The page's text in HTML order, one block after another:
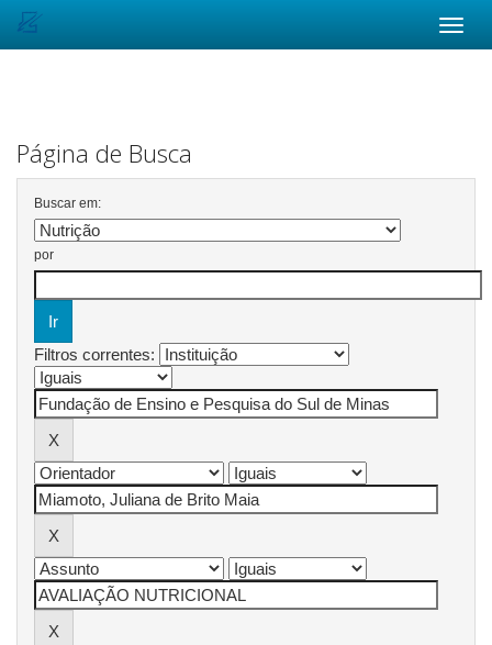
Página de Busca
Buscar em:
por
Filtros correntes: